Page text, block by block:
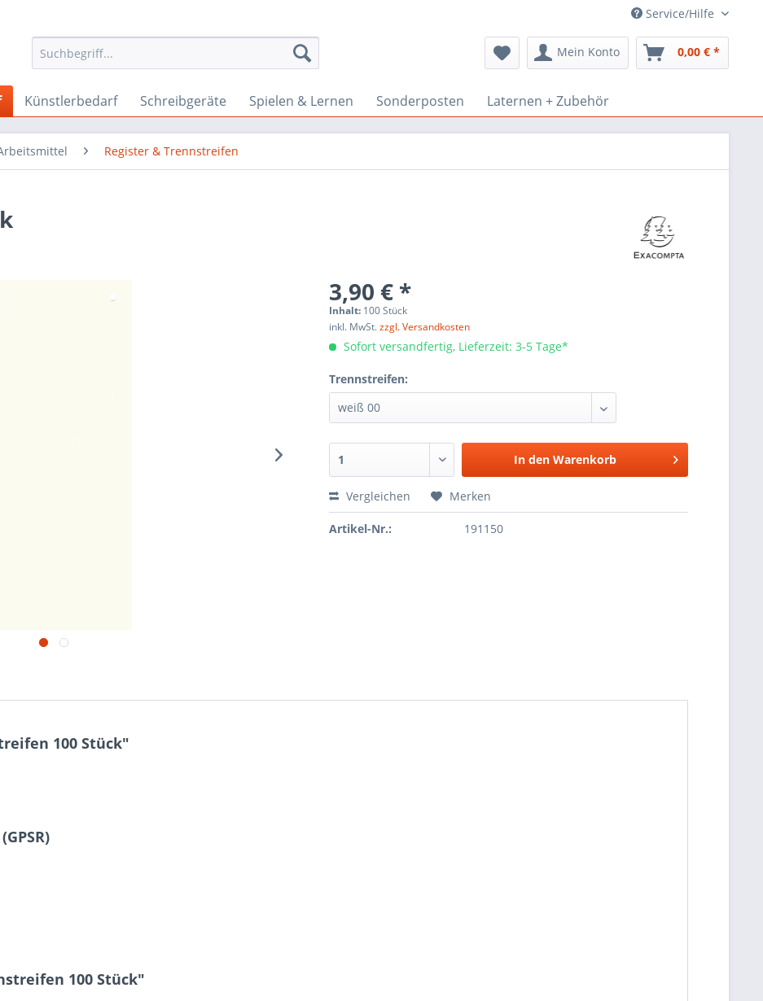
Service/Hilfe
Mein Konto 0,00 € *
Künstlerbedarf Schreibgeräte Spielen & Lernen Sonderposten Laternen + Zubehör
Register & Trennstreifen
3,90 € *
Inhalt: 100 Stück
inkl. MwSt.zzgl. Versandkosten
Sofort versandfertig, Lieferzeit: 3-5 Tage*
Trennstreifen:
In den Warenkorb
Vergleichen Merken
Artikel-Nr.: 191150
100 Stück"
100 Stück"